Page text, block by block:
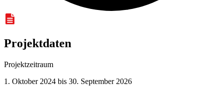
Projektdaten
Projektzeitraum
1. Oktober 2024 bis 30. September 2026